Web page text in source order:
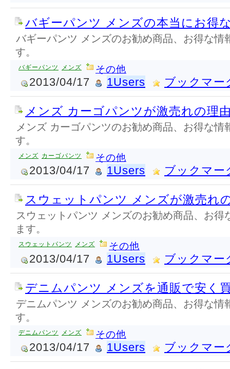
バギーパンツ メンズの本当にお得
バギーパンツ メンズのお勧め商品、お得な情
す。
バギーパンツ メンズ その他
2013/04/17 1Users ブックマー
メンズ カーゴパンツが激売れの理
メンズ カーゴパンツのお勧め商品、お得な情
す。
メンズ カーゴパンツ その他
2013/04/17 1Users ブックマー
スウェットパンツ メンズが激売れ
スウェットパンツ メンズのお勧め商品、お得
ます。
スウェットパンツ メンズ その他
2013/04/17 1Users ブックマー
デニムパンツ メンズを通販で安く
デニムパンツ メンズのお勧め商品、お得な情
す。
デニムパンツ メンズ その他
2013/04/17 1Users ブックマー